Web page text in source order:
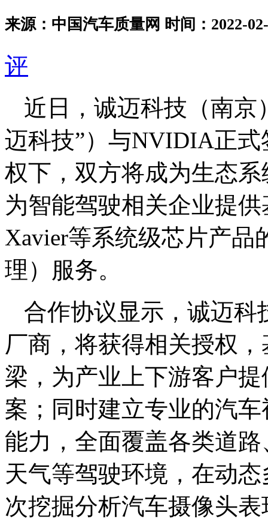
来源：中国汽车质量网 时间：2022-
评
近日，诚迈科技（南京
迈科技”）与NVIDIA正
权下，双方将成为生态
为智能驾驶相关企业提
Xavier等系统级芯片产品
理）服务。
合作协议显示，诚迈
厂商，将获得相关授权
梁，为产业上下游客户
案；同时建立专业的汽
能力，全面覆盖各类道
天气等驾驶环境，在动
次挖掘分析汽车摄像头